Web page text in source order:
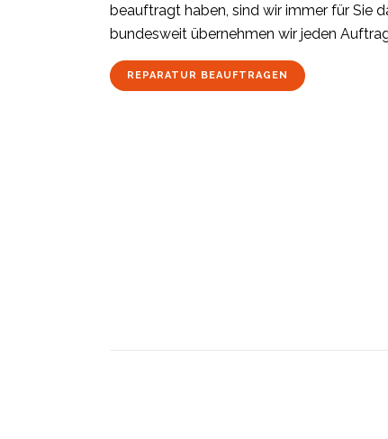
beauftragt haben, sind wir immer für Sie
bundesweit übernehmen wir jeden
REPARATUR BEAUFTRAGEN